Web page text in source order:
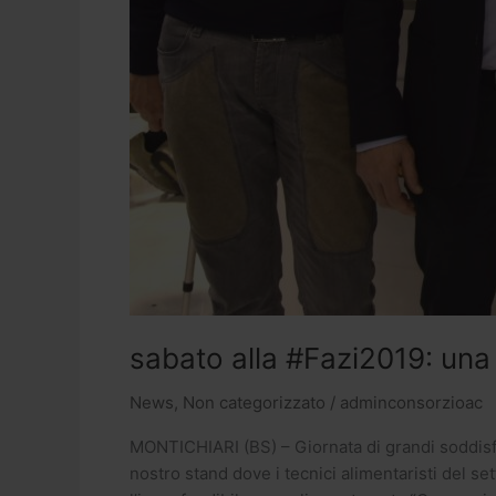
sabato alla #Fazi2019:
News, Non categorizzato / adminconsorzioac
MONTICHIARI (BS) – Giornata di grandi
nostro stand dove i tecnici alimentaristi del